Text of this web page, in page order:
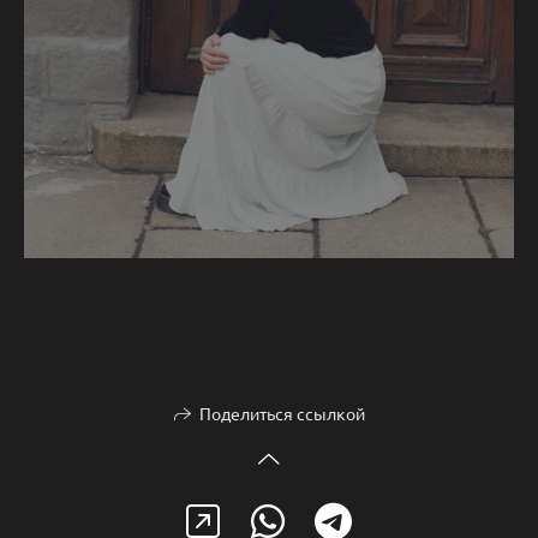
Поделиться ссылкой